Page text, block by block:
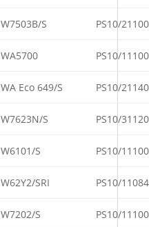
W7503B/S PS10/21100
WA5700 PS10/11100
WA Eco 649/S PS10/21140
W7623N/S PS10/31120
W6101/S PS10/11100
W62Y2/SRI PS10/11084
W7202/S PS10/11100